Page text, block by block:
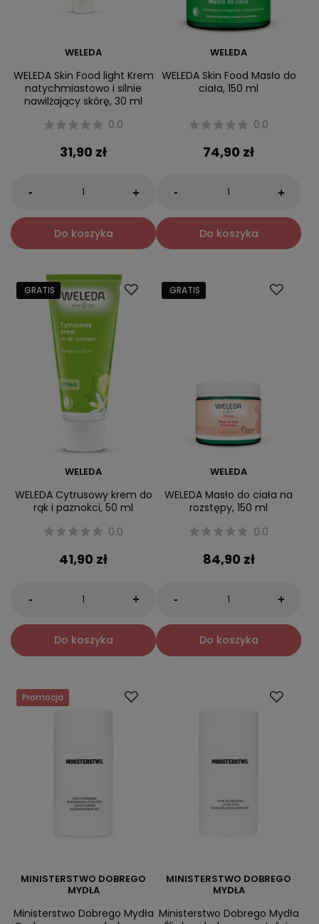
WELEDA
WELEDA Skin Food light Krem
natychmiastowo i silnie
nawilżający skórę, 30 ml
0.0
31,90 zł
- +
Do koszyka
WELEDA
WELEDA Skin Food Masło do
ciała, 150 ml
0.0
74,90 zł
- +
Do koszyka
GRATIS
WELEDA
WELEDA Cytrusowy krem do
rąk i paznokci, 50 ml
0.0
41,90 zł
- +
Do koszyka
GRATIS
WELEDA
WELEDA Masło do ciała na
rozstępy, 150 ml
0.0
84,90 zł
- +
Do koszyka
Promocja
MINISTERSTWO DOBREGO
MYDŁA
Ministerstwo Dobrego Mydła
MINISTERSTWO DOBREGO
MYDŁA
Ministerstwo Dobrego Mydła